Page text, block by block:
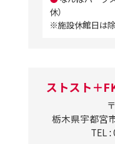
休）
※施設休館日は
ストスト＋
栃木県宇都宮
TEL